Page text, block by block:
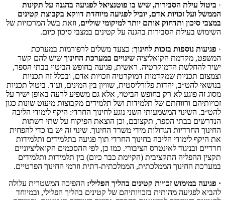
· ביטול עילת הסבירות, שיש בו פוטנציאל לפגיעה בהגנה על תקינות
הממשל ועל זכויות אדם, יוביל לפגיעה מיוחדת דווקא בקבוצת קטינים
במצבי סיכון ותדחוק אותם יותר למיקומי שוליים, וזאת בשל המרכזיות של
השימוש בעילת הסבירות בהגנה על קטינים במצבי סיכון כיום.
· פגיעות נוספות בזכות לחינוך: כצעד משלים לרפורמות במערכת
המשפט, מקדמת הקואליציה שינויים במערכת החינוך שיש להם קשר
ישיר להחלשת הדמוקרטיה. ראשית, פגיעה בחופש הביטוי בבתי הספר,
וצמצום תכניות שמקדמות דמוקרטיה וזכויות אדם, ובכלל זה תכניות
בנושאי להט״ב, יהדות פלורליסטית, שוויון בין המינים, ועוד. ביטול תכניות
מסוג זה פוגע לא רק בחופש הביטוי, אלא גם משפיע לרעה באופן ישיר על
זכויותיהם ורווחתם של תלמידות ושל תלמידים מקבוצות מיעוט שונות כגון
להט״ב. השינוי המשמעותי השני נוגע לחינוך החרדי: היקף לימודי הליבה
הנדרשים בבתי הספר, תקצובם, וכן הוצאת הפיקוח על שתי רשתות
החינוך החרדיות הגדולות מידי משרד החינוך. שינוי זה יש בו כדי להפחית
את היקף לימודי הליבה בחינוך החרדי תוך פגיעה בתלמידים ותלמידות
חרדיים ובניגוד לאינטרס הציבורי. כמו כן, לפי ההסכמים הקואליציוניים
תקצין ההפליה התקציבית (הקיימת כבר כיום) בין תלמידות ותלמידים
במערכת החינוך הממלכתית, הממלכתית-דתית וזרמי החינוך הפרטיים.
· פגיעה במימוש זכויות קטינים בהליך הפלילי: ההפיכה המשטרית עלולה
להביא לפגיעה מהותית בזכויותיהם של קטינים בהליך הפלילי, ובמיוחד